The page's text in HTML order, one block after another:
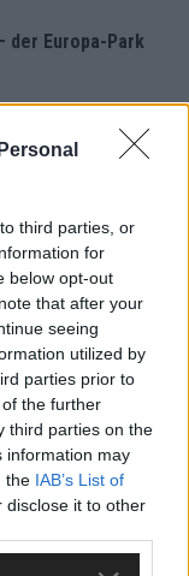
third parties, or
for
below opt-out
that after your
seeing
utilized by
parties prior to
the further
third parties on the
information may
the IAB’s List of
disclose it to other
der Europa-Park
ESC-Halbfinales